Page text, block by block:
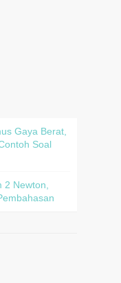
Gaya Berat,
Soal
2 Newton,